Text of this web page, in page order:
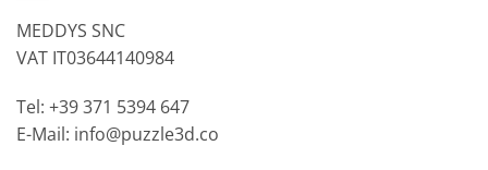
MEDDYS SNC
VAT IT03644140984
Tel: +39 371 5394 647
E-Mail: info@puzzle3d.co